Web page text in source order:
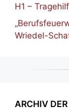
H1 –
Wriedel-
ARCHIV